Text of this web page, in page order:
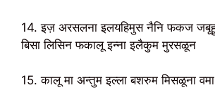
14. इज़ अरसलना इलयहिमुस नैनि फकज
बिसा लिसिन फकालू इन्ना इलैकुम मुरसळून
15. कालू मा अन्तुम इल्ला बशरुम मिसळूना